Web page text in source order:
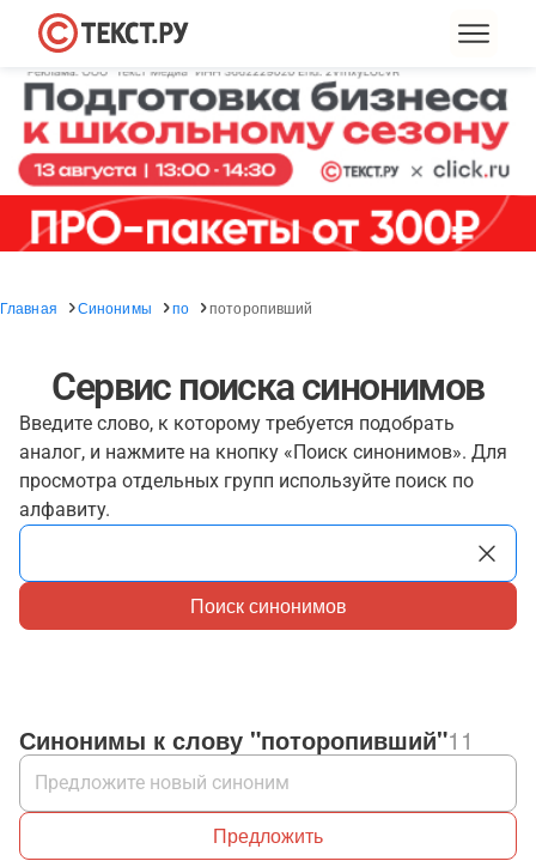
Главная Синонимы по поторопивший
Сервис поиска синонимов
Введите слово, к которому требуется подобрать
аналог, и нажмите на кнопку «Поиск синонимов». Для
просмотра отдельных групп используйте поиск по
алфавиту.
Поиск синонимов
Синонимы к слову "поторопивший"11
Предложить